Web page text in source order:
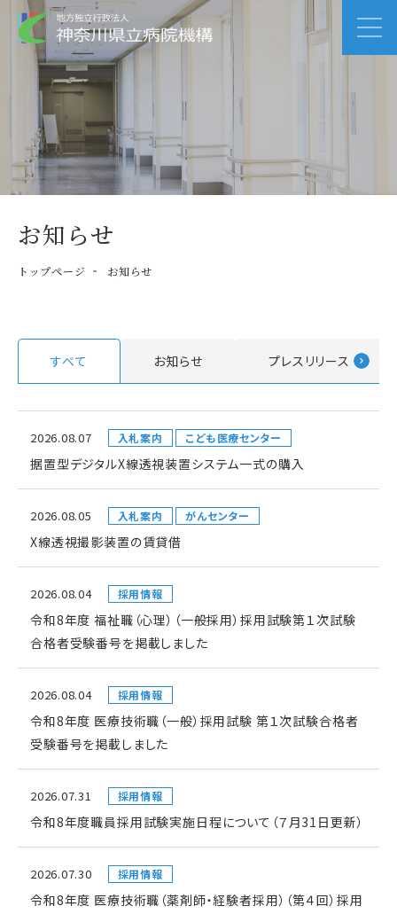
お知らせ
トップページ お知らせ
すべて お知らせ プレスリリース
2026.08.07 入札案内 こども医療センター
据置型デジタルX線透視装置システム一式の購入
2026.08.05 入札案内 がんセンター
X線透視撮影装置の賃貸借
2026.08.04 採用情報
令和8年度 福祉職（心理）（一般採用）採用試験第１次試験
合格者受験番号を掲載しました
2026.08.04 採用情報
令和8年度 医療技術職（一般）採用試験 第１次試験合格者
受験番号を掲載しました
2026.07.31 採用情報
令和8年度職員採用試験実施日程について（７月31日更新）
2026.07.30 採用情報
令和8年度 医療技術職（薬剤師・経験者採用）（第４回）採用